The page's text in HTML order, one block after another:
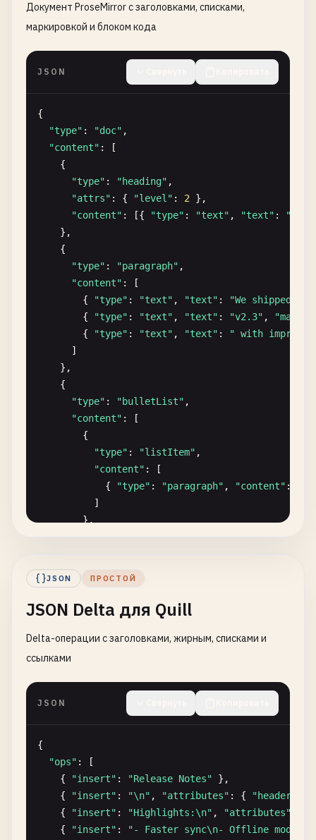
Документ ProseMirror с заголовками, списками,
маркировкой и блоком кода
JSON
{
"type" : "doc" ,
"content" : [
    {
"type" : "heading" ,
"attrs" : { "level" : 2
},
"content" : [{ "type" : "text" , "text" :
    },
    {
"type" : "paragraph" ,
"content" : [
        {
"type" : "text" , "text" : "We shipped "
        {
"type" : "text" , "text" : "v2.3" , "marks"
        {
"type" : "text" , "text" :
" with
      ]
    },
    {
"type" : "bulletList" ,
"content" : [
        {
"type" : "listItem" ,
"content" : [
            {
"type" : "paragraph" , "content" : [{
          ]
        },
"content"
            {
          ]
      ]
    },
"codeBlock",
"content": [
        {
      ]
    }
JSON ПРОСТОЙ
JSON Delta для Quill
Delta-операции с заголовками, жирным, списками и
ссылками
JSON
{
"ops" : [
    {
"insert" : "Release Notes"
},
    {
"insert" : "\n" , "attributes" : { "header"
    {
"insert" : "Highlights:\n" , "attributes"
    {
"insert" :
"- Faster sync\n- Offline mode\n"